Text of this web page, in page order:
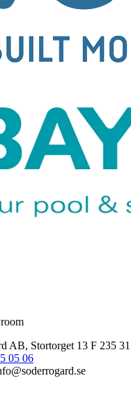
AB, Stortorget 13 F 235
05 06